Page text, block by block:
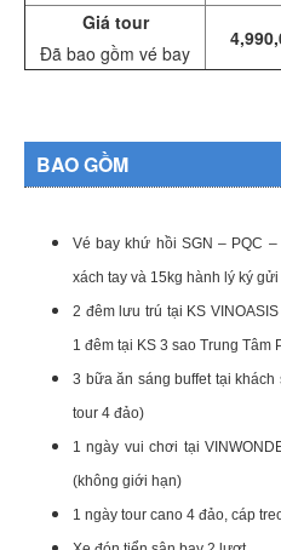
Giá tour
Đã bao gồm vé bay
BAO GỒM
Vé bay khứ hồi SGN – PQC
xách tay và 15kg hành lý ký
2 đêm lưu trú tại KS
1 đêm tại KS 3 sao Trung Tâm
3 bữa ăn sáng buffet tại
tour 4 đảo)
1 ngày vui chơi tại
(không giới hạn)
1 ngày tour cano 4 đảo, cáp